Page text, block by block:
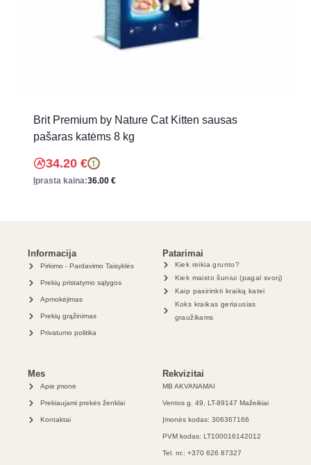
Brit Premium by Nature Cat Kitten sausas
pašaras katėms 8 kg
34.20 € !
Įprasta kaina:36.00 €
Informacija
Pirkimo - Pardavimo Taisyklės
Prekių pristatymo sąlygos
Apmokėjimas
Prekių grąžinimas
Privatumo politika
Patarimai
Kiek reikia grunto?
Kiek maisto šuniui (pagal svorį)
Kaip pasirinkti kraiką katei
Koks kraikas geriausias
graužikams
Mes
Apie įmonė
Prekiaujami prekės ženklai
Kontaktai
Rekvizitai
MB AKVANAMAI
Ventos g. 49, LT-89147 Mažeikiai
Įmonės kodas: 306367166
PVM kodas: LT100016142012
Tel. nr.: +370 626 87327